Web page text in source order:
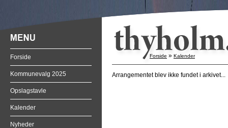
Forside
Kommunevalg 2025
Opslagstavle
Kalender
Nyheder
Forside » Kalender
Arrangementet blev ikke fundet i arkivet...